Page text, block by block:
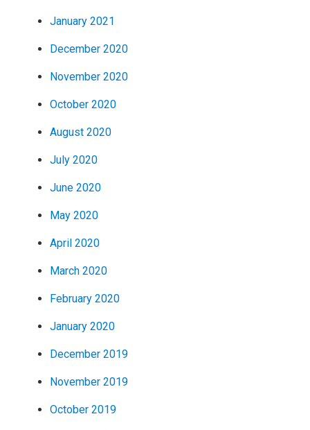
January 2021
December 2020
November 2020
October 2020
August 2020
July 2020
June 2020
May 2020
April 2020
March 2020
February 2020
January 2020
December 2019
November 2019
October 2019